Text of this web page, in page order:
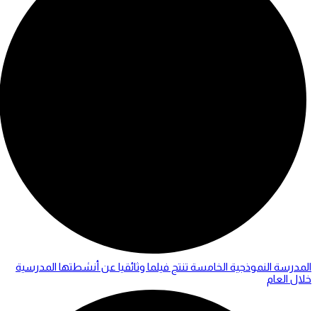
المدرسة النموذجية الخامسة تنتج فيلما وثائقيا عن أنشطتها المدرسية
خلال العام